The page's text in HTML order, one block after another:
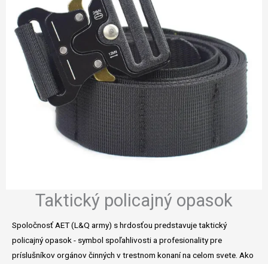
Taktický policajný opasok
Spoločnosť AET (L&Q army) s hrdosťou predstavuje taktický
policajný opasok - symbol spoľahlivosti a profesionality pre
príslušníkov orgánov činných v trestnom konaní na celom svete. Ako